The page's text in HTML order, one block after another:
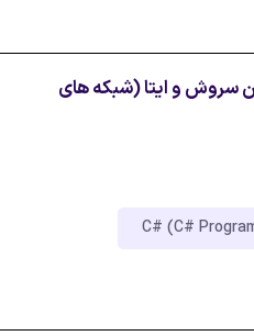
سروش و ایتا (شبکه های